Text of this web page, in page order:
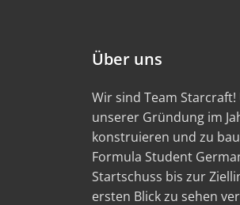
Über uns
Wir sind Team
unserer Gründung im
konstruieren und zu
Formula Student
Startschuss bis zur
ersten Blick zu sehen